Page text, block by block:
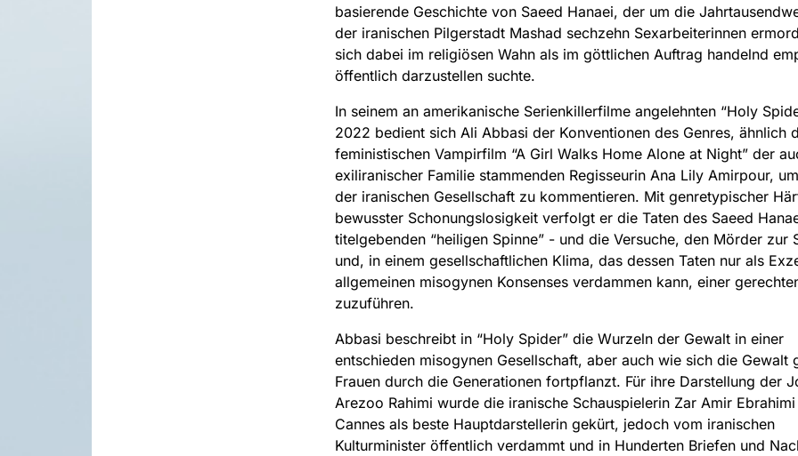
basierende Geschichte von Saeed Hanaei, der um die
der iranischen Pilgerstadt Mashad sechzehn Sexarbeiterinnen
sich dabei im religiösen Wahn als im göttlichen Auftrag handelnd
öffentlich darzustellen suchte.
In seinem an amerikanische Serienkillerfilme angelehnten “Holy
2022 bedient sich Ali Abbasi der Konventionen des Genres, ähnlich
feministischen Vampirfilm “A Girl Walks Home Alone at Night” der
exiliranischer Familie stammenden Regisseurin Ana Lily Amirpour,
der iranischen Gesellschaft zu kommentieren. Mit genretypischer
bewusster Schonungslosigkeit verfolgt er die Taten des Saeed
titelgebenden “heiligen Spinne” - und die Versuche, den Mörder zur
und, in einem gesellschaftlichen Klima, das dessen Taten nur als
allgemeinen misogynen Konsenses verdammen kann, einer
zuzuführen.
Abbasi beschreibt in “Holy Spider” die Wurzeln der Gewalt in einer
entschieden misogynen Gesellschaft, aber auch wie sich die Gewalt
Frauen durch die Generationen fortpflanzt. Für ihre Darstellung der
Arezoo Rahimi wurde die iranische Schauspielerin Zar Amir
Cannes als beste Hauptdarstellerin gekürt, jedoch vom iranischen
Kulturminister öffentlich verdammt und in Hunderten Briefen und